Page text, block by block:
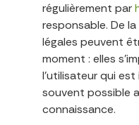
régulièrement par
responsable. De
légales peuvent
moment : elles
l’utilisateur qui est
souvent possible
connaissance.